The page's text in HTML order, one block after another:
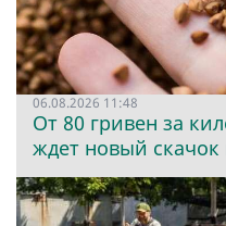
06.08.2026 11:48
От 80 гривен за
ждет новый скачок